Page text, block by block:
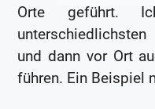
Orte geführt.
und dann vor Ort
führen. Ein Beispiel